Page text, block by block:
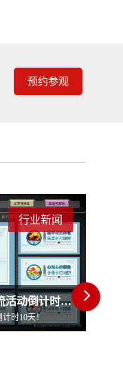
预约参观
行业新闻
每4个劳动力养1个老人养老床位“三连降”
“三连降”